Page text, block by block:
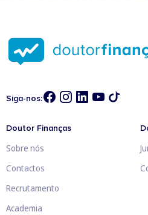
Siga-nos:
Doutor Finanças
Sobre nós
Contactos
Recrutamento
Academia